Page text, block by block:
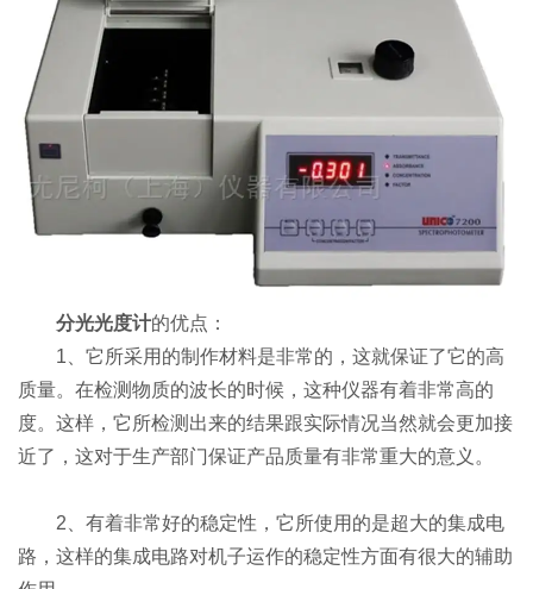
分光光度计的优点：
1、它所采用的制作材料是非常的，这就保证了它的高
质量。在检测物质的波长的时候，这种仪器有着非常高的
度。这样，它所检测出来的结果跟实际情况当然就会更加接
近了，这对于生产部门保证产品质量有非常重大的意义。
2、有着非常好的稳定性，它所使用的是超大的集成电
路，这样的集成电路对机子运作的稳定性方面有很大的辅助